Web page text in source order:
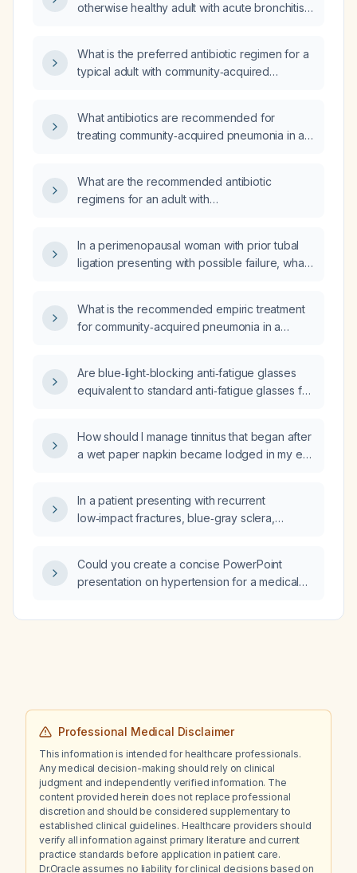
otherwise healthy adult with acute bronchitis
recent antibiotic use or risk factors for
resistant organisms?
What is the preferred antibiotic regimen for a
typical adult with community‑acquired
What antibiotics are recommended for
treating community‑acquired pneumonia in a
What are the recommended antibiotic
regimens for an adult with
of comorbidities, and drug allergies?
In a perimenopausal woman with prior tubal
ligation presenting with possible failure, what
What is the recommended empiric treatment
for community‑acquired pneumonia in a
factors for resistant Streptococcus
pneumoniae?
Are blue‑light‑blocking anti‑fatigue glasses
equivalent to standard anti‑fatigue glasses for
How should I manage tinnitus that began after
a wet paper napkin became lodged in my ear
In a patient presenting with recurrent
low‑impact fractures, blue‑gray sclera,
patient with marked joint hypermobility,
hyperextensible skin, easy bruising, and
more consistent: osteogenesis imperfecta
Could you create a concise PowerPoint
presentation on hypertension for a medical
Professional Medical Disclaimer
This information is intended for healthcare professionals.
Any medical decision-making should rely on clinical
judgment and independently verified information. The
content provided herein does not replace professional
discretion and should be considered supplementary to
established clinical guidelines. Healthcare providers should
verify all information against primary literature and current
practice standards before application in patient care.
Dr.Oracle assumes no liability for clinical decisions based on